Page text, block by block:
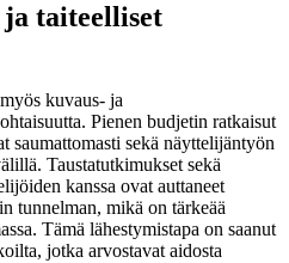
taiteelliset
kuvaus- ja
Pienen budjetin ratkaisut
saumattomasti sekä näyttelijäntyön
Taustatutkimukset sekä
kanssa ovat auttaneet
tunnelman, mikä on tärkeää
Tämä lähestymistapa on saanut
jotka arvostavat aidosta